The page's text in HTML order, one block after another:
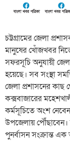
চট্টগ্রামের জেলা
মানুষের খোঁজখবর
সফরসূচি অনুযায়ী
হয়েছে। সব সংস্থা
জেলা প্রশাসনের কাছ
কক্সবাজারের
কর্মসূচিতে অংশ
উপজেলায় পৌঁছাবেন।
পুনর্বাসন সংক্রান্ত